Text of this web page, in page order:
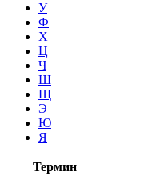
У
Ф
Х
Ц
Ч
Ш
Щ
Э
Ю
Я
Термин